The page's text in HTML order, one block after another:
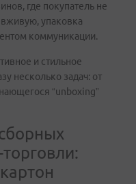
где покупатель не
вживую, упаковка
коммуникации.
и стильное
несколько задач: от
“unboxing”